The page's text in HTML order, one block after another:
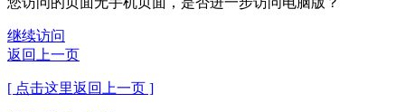
继续访问
返回上一页
[ 点击这里返回上一页 ]